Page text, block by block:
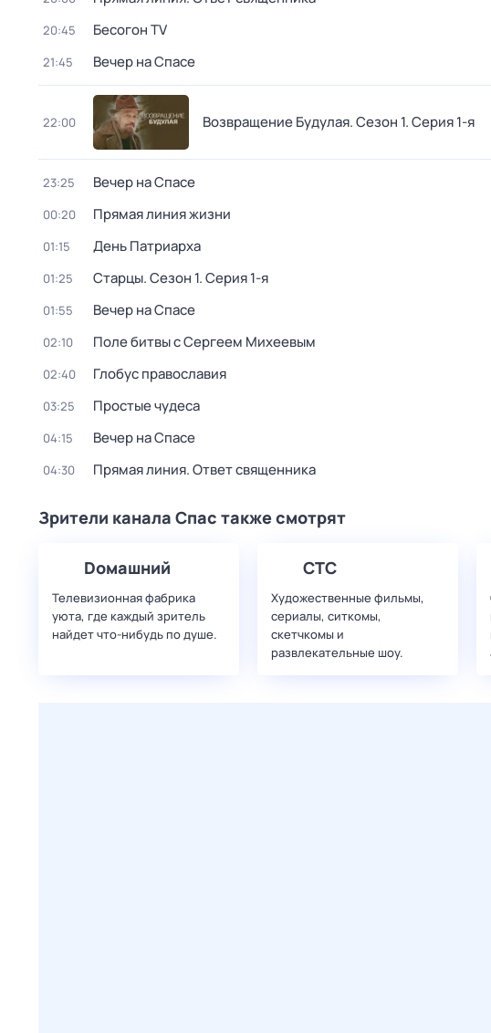
20:45 Бесогон TV
21:45 Вeчер на Спасe
22:00 Возвращение Будулая. Сезон 1. Серия 1-я
23:25 Вeчер на Спасe
00:20 Прямая линия жизни
01:15 День Патриарха
01:25 Старцы. Сезон 1. Серия 1-я
01:55 Вeчер на Спасe
02:10 Поле битвы с Сергеем Михеевым
02:40 Глобус православия
03:25 Простые чудеса
04:15 Вeчер на Спасe
04:30 Прямая линия. Ответ священника
Зрители канала Спас также смотрят
Dомашний
Телевизионная фабрика
уюта, где каждый зритель
найдет что‑нибудь по душе.
СТС
Художественные фильмы,
сериалы, ситкомы,
скетчкомы и
развлекательные шоу.